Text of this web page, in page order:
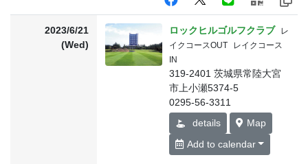
2023/6/21
(Wed)
ロックヒルゴルフクラブ
レ
イクコースOUT
レイクコース
IN
319-2401 茨城県常陸大宮
市上小瀬5374-5
0295-56-3311
details
Map
Add to calendar